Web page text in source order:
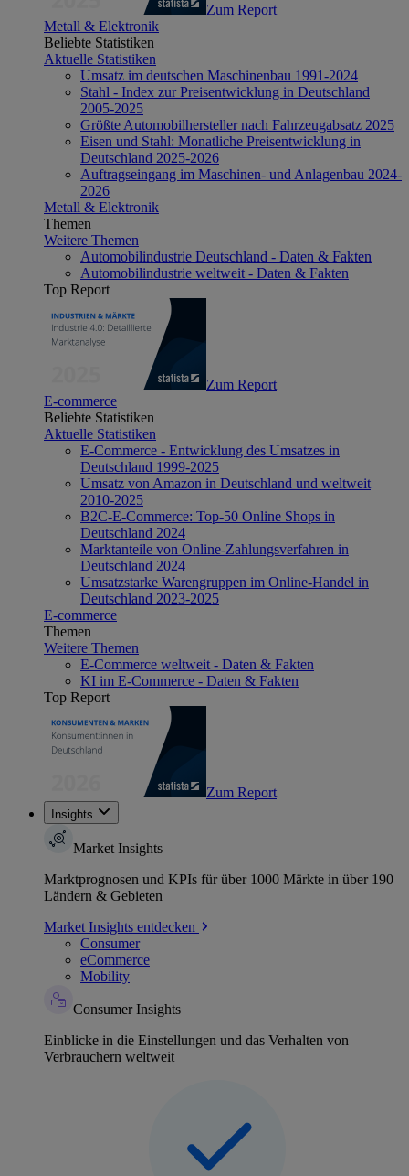
Zum Report
Metall & Elektronik
Beliebte Statistiken
Aktuelle Statistiken
Umsatz im deutschen Maschinenbau 1991-2024
Stahl - Index zur Preisentwicklung in Deutschland
2005-2025
Größte Automobilhersteller nach Fahrzeugabsatz 2025
Eisen und Stahl: Monatliche Preisentwicklung in
Deutschland 2025-2026
Auftragseingang im Maschinen- und Anlagenbau 2024-
2026
Metall & Elektronik
Themen
Weitere Themen
Automobilindustrie Deutschland - Daten & Fakten
Automobilindustrie weltweit - Daten & Fakten
Top Report
Zum Report
E-commerce
Beliebte Statistiken
Aktuelle Statistiken
E-Commerce - Entwicklung des Umsatzes in
Deutschland 1999-2025
Umsatz von Amazon in Deutschland und weltweit
2010-2025
B2C-E-Commerce: Top-50 Online Shops in
Deutschland 2024
Marktanteile von Online-Zahlungsverfahren in
Deutschland 2024
Umsatzstarke Warengruppen im Online-Handel in
Deutschland 2023-2025
E-commerce
Themen
Weitere Themen
E-Commerce weltweit - Daten & Fakten
KI im E-Commerce - Daten & Fakten
Top Report
Zum Report
Insights
Market Insights
Marktprognosen und KPIs für über 1000 Märkte in über 190
Ländern & Gebieten
Market Insights entdecken
Consumer
eCommerce
Mobility
Consumer Insights
Einblicke in die Einstellungen und das Verhalten von
Verbrauchern weltweit